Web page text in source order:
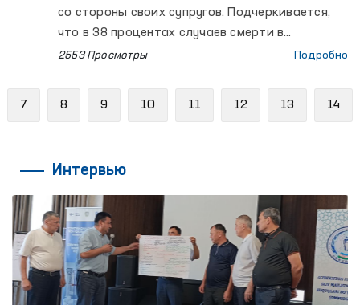
со стороны своих супругов. Подчеркивается,
что в 38 процентах случаев смерти в
результате насилия и жестокого обращения
2553 Просмотры Подробно
7 8 9 10 11 12 13 14
Интервью